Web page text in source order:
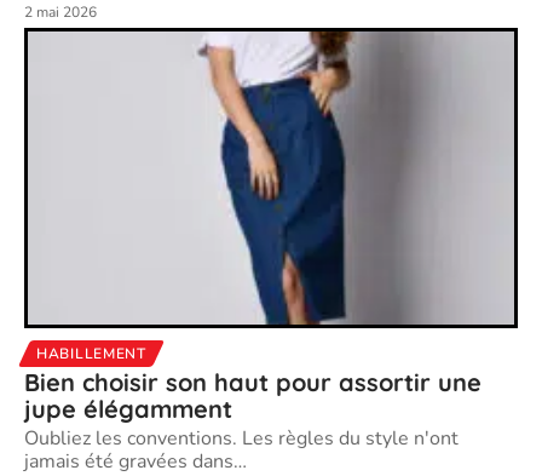
2 mai 2026
HABILLEMENT
Bien choisir son haut pour assortir une
jupe élégamment
Oubliez les conventions. Les règles du style n'ont
jamais été gravées dans…